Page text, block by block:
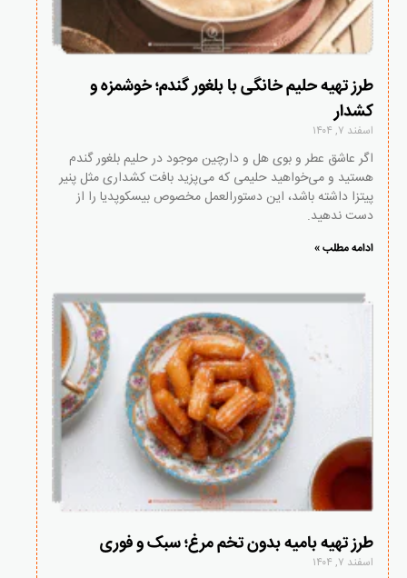
طرز تهیه حلیم خانگی با بلغور گندم؛ خوشمزه و
کشدار
اسفند ۷, ۱۴۰۴
اگر عاشق عطر و بوی هل و دارچین موجود در حلیم بلغور گندم
هستید و می‌خواهید حلیمی که می‌پزید بافت کشداری مثل پنیر
پیتزا داشته باشد، این دستورالعمل مخصوص بیسکوپدیا را از
دست ندهید.
ادامه مطلب »
طرز تهیه بامیه بدون تخم مرغ؛ سبک و فوری
اسفند ۷, ۱۴۰۴